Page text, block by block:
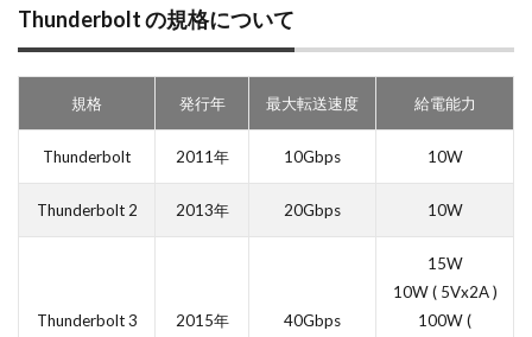
Thunderbolt の規格について
規格 発行年 最大転送速度 給電能力
Thunderbolt 2011年 10Gbps 10W
Thunderbolt 2 2013年 20Gbps 10W
Thunderbolt 3 2015年 40Gbps
15W
10W ( 5Vx2A )
100W (